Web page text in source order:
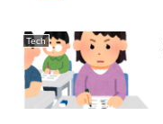
Tech